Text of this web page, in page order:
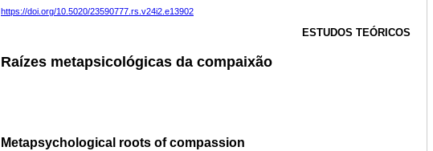
https://doi.org/10.5020/23590777.rs.v24i2.e13902
ESTUDOS TEÓRICOS
Raízes metapsicológicas da compaixão
Metapsychological roots of compassion